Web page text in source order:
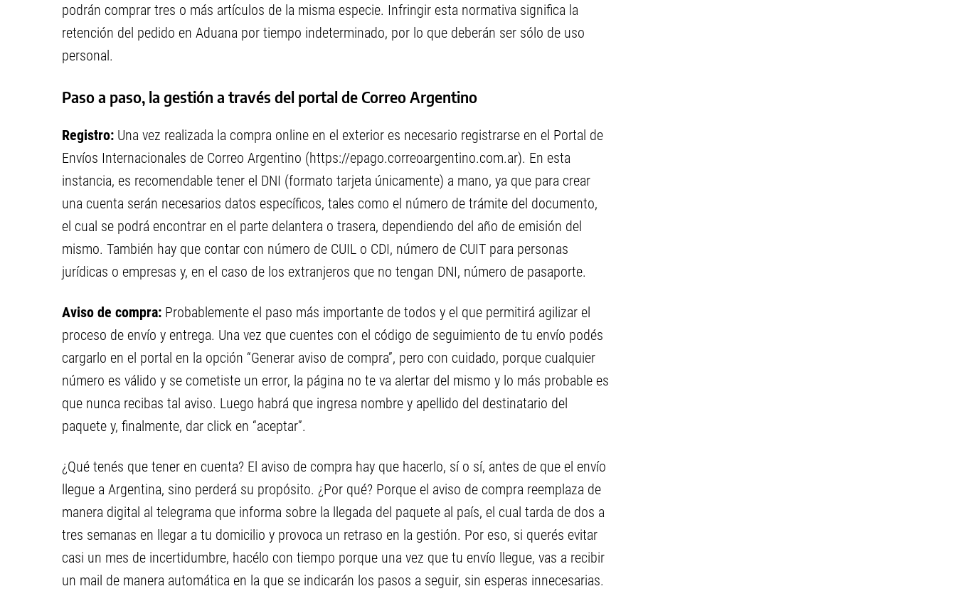
podrán comprar tres o más artículos de la misma especie. Infringir esta normativa significa la
retención del pedido en Aduana por tiempo indeterminado, por lo que deberán ser sólo de uso
personal.
Paso a paso, la gestión a través del portal de Correo Argentino
Registro: Una vez realizada la compra online en el exterior es necesario registrarse en el Portal de
Envíos Internacionales de Correo Argentino (https://epago.correoargentino.com.ar). En esta
instancia, es recomendable tener el DNI (formato tarjeta únicamente) a mano, ya que para crear
una cuenta serán necesarios datos específicos, tales como el número de trámite del documento,
el cual se podrá encontrar en el parte delantera o trasera, dependiendo del año de emisión del
mismo. También hay que contar con número de CUIL o CDI, número de CUIT para personas
jurídicas o empresas y, en el caso de los extranjeros que no tengan DNI, número de pasaporte.
Aviso de compra: Probablemente el paso más importante de todos y el que permitirá agilizar el
proceso de envío y entrega. Una vez que cuentes con el código de seguimiento de tu envío podés
cargarlo en el portal en la opción “Generar aviso de compra”, pero con cuidado, porque cualquier
número es válido y se cometiste un error, la página no te va alertar del mismo y lo más probable es
que nunca recibas tal aviso. Luego habrá que ingresa nombre y apellido del destinatario del
paquete y, finalmente, dar click en “aceptar”.
¿Qué tenés que tener en cuenta? El aviso de compra hay que hacerlo, sí o sí, antes de que el envío
llegue a Argentina, sino perderá su propósito. ¿Por qué? Porque el aviso de compra reemplaza de
manera digital al telegrama que informa sobre la llegada del paquete al país, el cual tarda de dos a
tres semanas en llegar a tu domicilio y provoca un retraso en la gestión. Por eso, si querés evitar
casi un mes de incertidumbre, hacélo con tiempo porque una vez que tu envío llegue, vas a recibir
un mail de manera automática en la que se indicarán los pasos a seguir, sin esperas innecesarias.